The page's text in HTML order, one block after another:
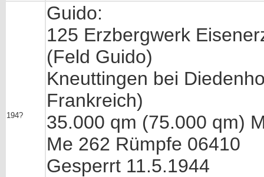
194?
Guido:
125 Erzbergwerk
(Feld Guido)
Kneuttingen bei
Frankreich)
35.000 qm (75.000 qm)
Me 262 Rümpfe 06410
Gesperrt 11.5.1944